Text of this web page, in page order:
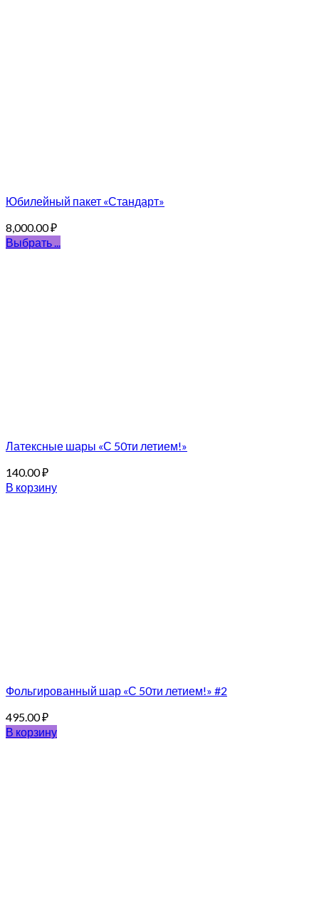
Юбилейный пакет «Стандарт»
8,000.00₽
Выбрать ...
Латексные шары «С 50ти летием!»
140.00₽
В корзину
Фольгированный шар «С 50ти летием!» #2
495.00₽
В корзину